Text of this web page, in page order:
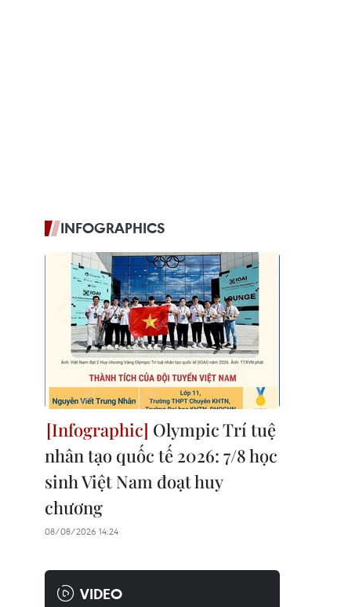
INFOGRAPHICS
Olympic Trí tuệ
nhân tạo quốc tế 2026: 7/8 học
sinh Việt Nam đoạt huy
chương
08/08/2026 14:24
VIDEO